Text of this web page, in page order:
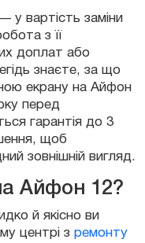
у вартість заміни
з її
доплат або
знаєте, за що
екрану на Айфон
перед
гарантія до 3
щоб
зовнішній вигляд.
Айфон 12?
й якісно ви
центрі з ремонту